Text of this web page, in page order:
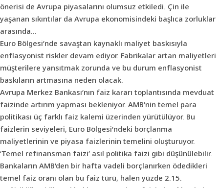
önerisi de Avrupa piyasalarını olumsuz etkiledi. Çin ile
yaşanan sıkıntılar da Avrupa ekonomisindeki başlıca zorluklar
arasında…
Euro Bölgesi’nde savaştan kaynaklı maliyet baskısıyla
enflasyonist riskler devam ediyor. Fabrikalar artan maliyetleri
müşterilere yansıtmak zorunda ve bu durum enflasyonist
baskıların artmasına neden olacak.
Avrupa Merkez Bankası’nın faiz kararı toplantısında mevduat
faizinde artırım yapması bekleniyor. AMB’nin temel para
politikası üç farklı faiz kalemi üzerinden yürütülüyor. Bu
faizlerin seviyeleri, Euro Bölgesi’ndeki borçlanma
maliyetlerinin ve piyasa faizlerinin temelini oluşturuyor.
‘Temel refinansman faizi’ asıl politika faizi gibi düşünülebilir.
Bankaların AMB’den bir hafta vadeli borçlanırken ödedikleri
temel faiz oranı olan bu faiz türü, halen yüzde 2.15.